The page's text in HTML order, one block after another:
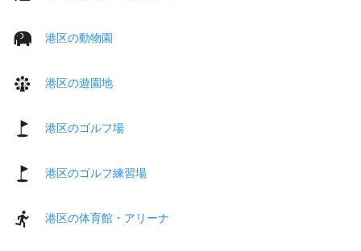
港区の動物園
港区の遊園地
港区のゴルフ場
港区のゴルフ練習場
港区の体育館・アリーナ